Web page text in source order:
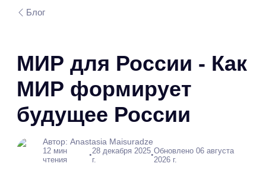
Блог
МИР для России - Как
МИР формирует
будущее России
Автор: Anastasia Maisuradze
12 мин
чтения
•28 декабря 2025
г.
•Обновлено 06 августа
2026 г.